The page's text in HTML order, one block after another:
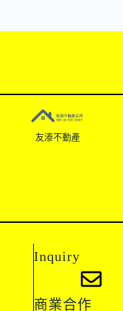
友溙不動產
Inquiry
商業合作